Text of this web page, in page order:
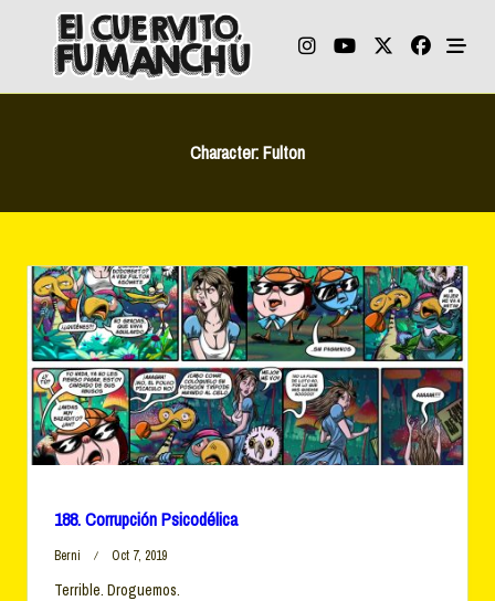
content
Character:Fulton
188. Corrupción Psicodélica
Berni Oct 7, 2019
Terrible. Droguemos.